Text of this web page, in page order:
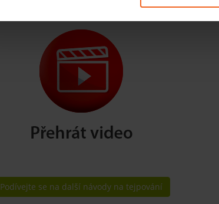
Podívejte se na další návody na tejpování